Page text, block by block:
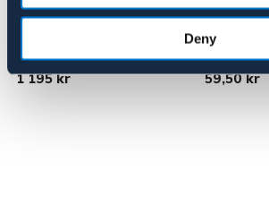
Deny
1 195 kr
Vax 100 g
59,50 kr